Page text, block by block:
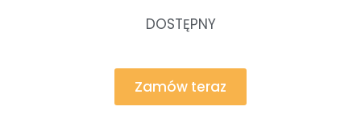
DOSTĘPNY
Zamów teraz